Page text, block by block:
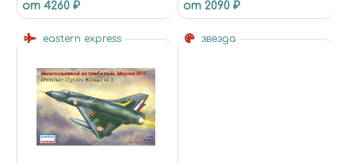
МАСШТАБ
от 4260 ₽ от 2090 ₽
eastern express звезда